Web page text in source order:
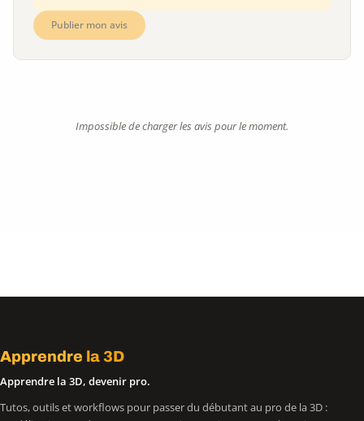
Publier mon avis
Impossible de charger les avis pour le moment.
Apprendre la 3D
Apprendre la 3D, devenir pro.
Tutos, outils et workflows pour passer du débutant au pro de la 3D :